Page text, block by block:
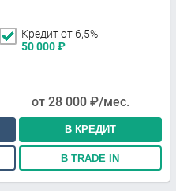
Кредит от 6,5%
50 000₽
от 28 000 ₽/мес.
В КРЕДИТ
В TRADE IN